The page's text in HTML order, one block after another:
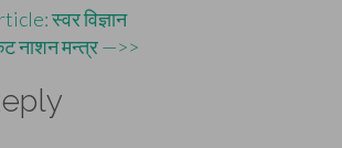
स्वर विज्ञान
नाशन मन्त्र —>>